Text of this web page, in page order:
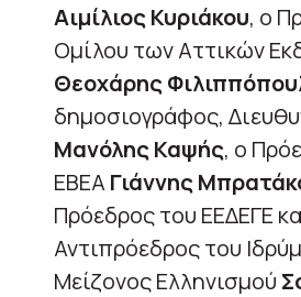
Αιμίλιος Κυριάκου, ο
Ομίλου των Αττικών
Θεοχάρης
δημοσιογράφος,
Mανόλης Καψής, ο
ΕΒΕΑ Γιάννης
Πρόεδρος του ΕΕΔΕΓΕ
Αντιπρόεδρος του
Μείζονος Ελληνισμού